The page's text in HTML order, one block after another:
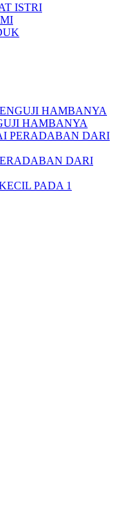
ISTRI
HAMBANYA
HAMBANYA
PERADABAN DARI
DARI
PADA 1